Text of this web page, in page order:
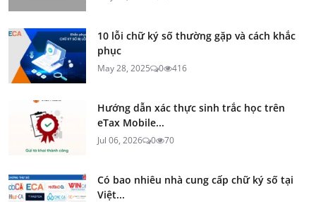
10 lỗi chữ ký số thường gặp và cách khắc
phục
May 28, 2025 0 416
Hướng dẫn xác thực sinh trắc học trên
eTax Mobile...
Jul 06, 2026 0 70
Có bao nhiêu nhà cung cấp chữ ký số tại
Việt...